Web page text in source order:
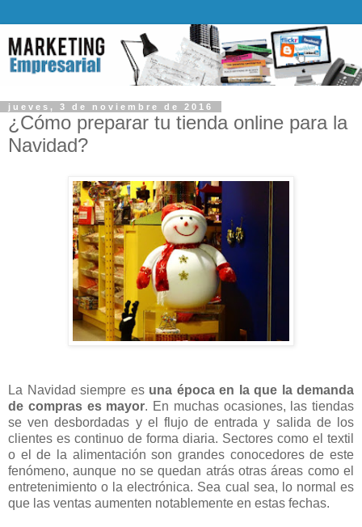
jueves, 3 de noviembre de 2016
¿Cómo preparar tu tienda online para la
Navidad?
La Navidad siempre es una época en la que la demanda
de compras es mayor. En muchas ocasiones, las tiendas
se ven desbordadas y el flujo de entrada y salida de los
clientes es continuo de forma diaria. Sectores como el textil
o el de la alimentación son grandes conocedores de este
fenómeno, aunque no se quedan atrás otras áreas como el
entretenimiento o la electrónica. Sea cual sea, lo normal es
que las ventas aumenten notablemente en estas fechas.